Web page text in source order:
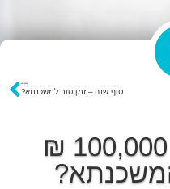
סוף שנה – זמן טוב למשכנתא?
כיצד ניתן לחסוך 100,000 ₪